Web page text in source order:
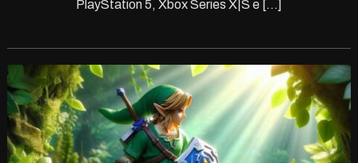
PlayStation 5, Xbox Series X|S e […]